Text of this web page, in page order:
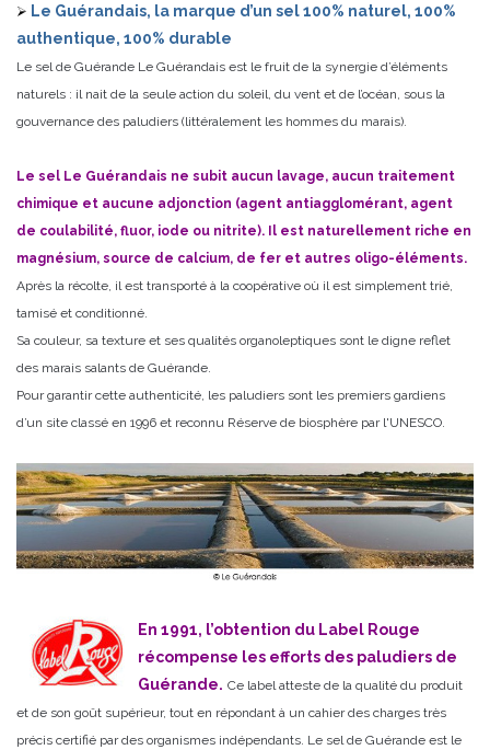
Le Guérandais, la marque d’un sel 100% naturel, 100%
authentique, 100% durable
Le sel de Guérande Le Guérandais est le fruit de la synergie d’éléments
naturels : il nait de la seule action du soleil, du vent et de l’océan, sous la
gouvernance des paludiers (littéralement les hommes du marais).
Le sel Le Guérandais ne subit aucun lavage, aucun traitement
chimique et aucune adjonction (agent antiagglomérant, agent
de coulabilité, fluor, iode ou nitrite). Il est naturellement riche en
magnésium, source de calcium, de fer et autres oligo-éléments.
Après la récolte, il est transporté à la coopérative où il est simplement trié,
tamisé et conditionné.
Sa couleur, sa texture et ses qualités organoleptiques sont le digne reflet
des marais salants de Guérande.
Pour garantir cette authenticité, les paludiers sont les premiers gardiens
d’un site classé en 1996 et reconnu Réserve de biosphère par l'UNESCO.
En 1991, l’obtention du Label Rouge
récompense les efforts des paludiers de
Guérande. Ce label atteste de la qualité du produit
et de son goût supérieur, tout en répondant à un cahier des charges très
précis certifié par des organismes indépendants. Le sel de Guérande est le